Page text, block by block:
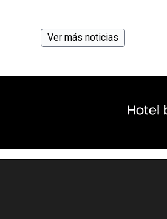
Ver más noticias